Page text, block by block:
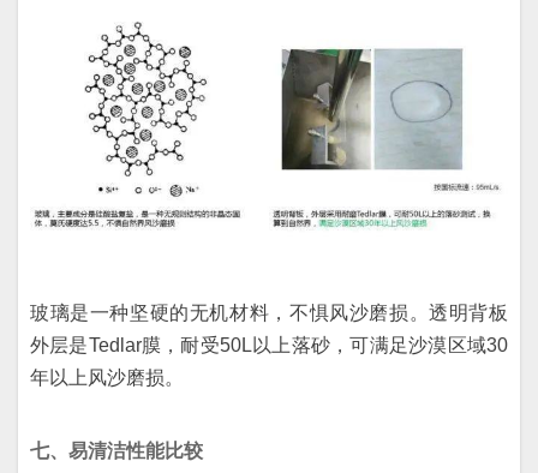
玻璃是一种坚硬的无机材料，不惧风沙磨损。透明背板
外层是Tedlar膜，耐受50L以上落砂，可满足沙漠区域30
年以上风沙磨损。
七、易清洁性能比较